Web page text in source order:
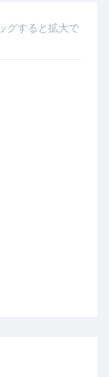
グすると拡大で